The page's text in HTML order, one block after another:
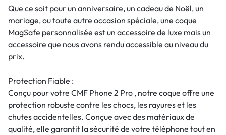
Que ce soit pour un anniversaire, un cadeau de Noël, un
mariage, ou toute autre occasion spéciale, une coque
MagSafe personnalisée est un accessoire de luxe mais un
accessoire que nous avons rendu accessible au niveau du
prix.
Protection Fiable :
Conçu pour votre CMF Phone 2 Pro , notre coque offre une
protection robuste contre les chocs, les rayures et les
chutes accidentelles. Conçue avec des matériaux de
qualité, elle garantit la sécurité de votre téléphone tout en